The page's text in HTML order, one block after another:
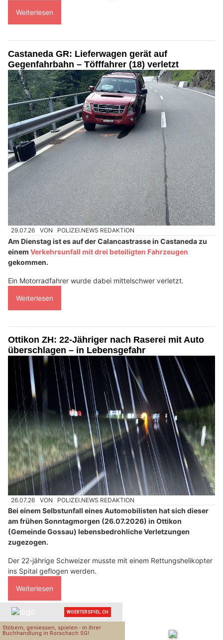
Weiterlesen
Castaneda GR: Lieferwagen gerät auf
Gegenfahrbahn – Töfffahrer (18) verletzt
29.07.26 VON POLIZEI.NEWS REDAKTION
Am Dienstag ist es auf der Calancastrasse in Castaneda zu
einem Verkehrsunfall mit drei beteiligten Fahrzeugen
gekommen.
Ein Motorradfahrer wurde dabei mittelschwer verletzt.
Weiterlesen
Ottikon ZH: 22-Jähriger nach Raserei mit Auto
überschlagen – in Lebensgefahr
26.07.26 VON POLIZEI.NEWS REDAKTION
Bei einem Selbstunfall eines Automobilisten hat sich dieser
am frühen Sonntagmorgen (26.07.2026) in Ottikon
(Gemeinde Gossau) lebensbedrohliche Verletzungen
zugezogen.
Der 22-jährige Schweizer musste mit einem Rettungshelikopter
ins Spital geflogen werden.
Weiterlesen
PUBLIREPORTAGEN